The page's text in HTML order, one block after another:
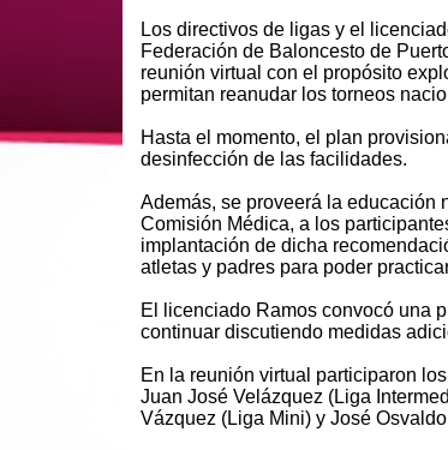
Los directivos de ligas y el
Federación de Baloncesto de
reunión virtual con el propósito
permitan reanudar los torneos
Hasta el momento, el plan
desinfección de las facilidades.
Además, se proveerá la educación
Comisión Médica, a los
implantación de dicha
atletas y padres para poder
El licenciado Ramos convocó una
continuar discutiendo medidas
En la reunión virtual participaron
Juan José Velázquez (Liga
Vázquez (Liga Mini) y José